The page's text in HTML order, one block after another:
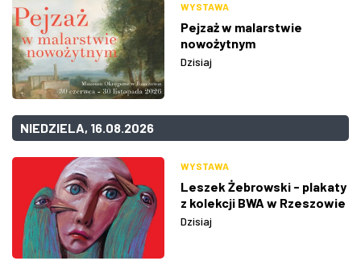
WYSTAWA
Pejzaż w malarstwie
nowożytnym
Dzisiaj
NIEDZIELA, 16.08.2026
WYSTAWA
Leszek Żebrowski - plakaty
z kolekcji BWA w Rzeszowie
Dzisiaj